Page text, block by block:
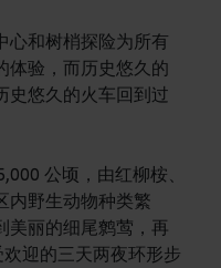
心和树梢探险为所有
体验，而历史悠久的
史悠久的火车回到过
公顷，由红柳桉、
内野生动物种类繁
美丽的细尾鹩莺，再
迎的三天两夜环形步